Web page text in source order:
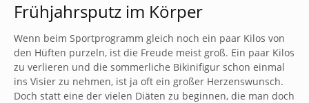
Frühjahrsputz im Körper
Wenn beim Sportprogramm gleich noch ein paar Kilos von
den Hüften purzeln, ist die Freude meist groß. Ein paar Kilos
zu verlieren und die sommerliche Bikinifigur schon einmal
ins Visier zu nehmen, ist ja oft ein großer Herzenswunsch.
Doch statt eine der vielen Diäten zu beginnen, die man doch